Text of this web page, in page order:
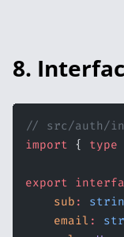
8.
// src/auth/
import { type
export
    sub
:
    email
: